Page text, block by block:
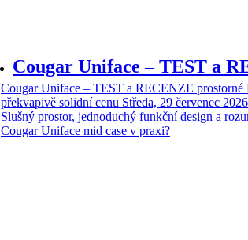
Cougar Uniface – TEST a
Cougar Uniface – TEST a RECENZE prostorné
překvapivě solidní cenu Středa, 29 červenec 2026
Slušný prostor, jednoduchý funkční design a
Cougar Uniface mid case v praxi?